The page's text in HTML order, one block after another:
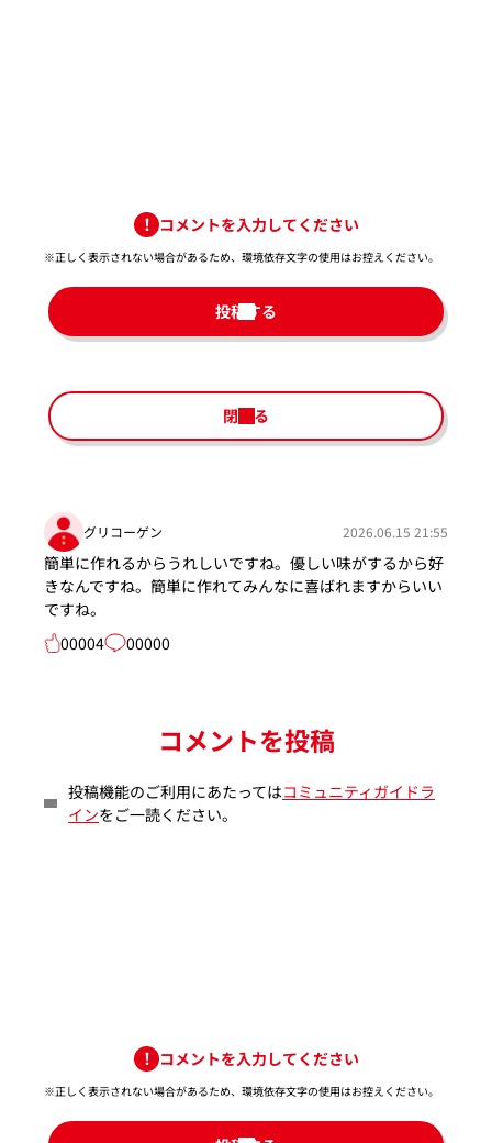
コメントを入力してください
※正しく表示されない場合があるため、環境依存文字の使用はお控えください。​
投稿する
閉じる
グリコーゲン 2026.06.15 21:55
簡単に作れるからうれしいですね。優しい味がするから好
きなんですね。簡単に作れてみんなに喜ばれますからいい
ですね。
00004
00000
コメントを投稿
投稿機能のご利用にあたってはコミュニティガイドラ
インをご一読ください。
コメントを入力してください
※正しく表示されない場合があるため、環境依存文字の使用はお控えください。​